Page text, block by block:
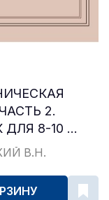
2.
8-10 ...
В.Н.